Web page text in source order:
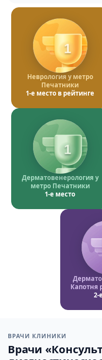
1
Неврология у метро
Печатники
1-е место в рейтинге
1
Дерматовенерология у
метро Печатники
1-е место
Капотня
2-
ВРАЧИ КЛИНИКИ
Врачи